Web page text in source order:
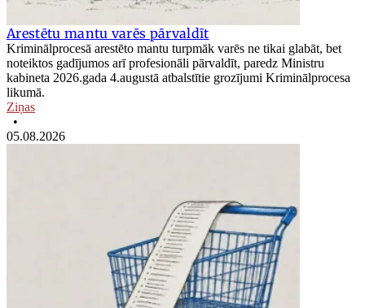
Arestētu mantu varēs pārvaldīt
Kriminālprocesā arestēto mantu turpmāk varēs ne tikai glabāt, bet
noteiktos gadījumos arī profesionāli pārvaldīt, paredz Ministru
kabineta 2026.gada 4.augustā atbalstītie grozījumi Kriminālprocesa
likumā.
Ziņas
•
05.08.2026